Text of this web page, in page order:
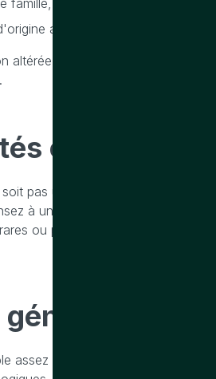
africaine, plus courant et
altérée d'un prénom plus connu,
célèbres
pas un prénom courant. Il est
à une personne spécifique ou
ou peu communs peuvent ne
assez inhabituel et ne